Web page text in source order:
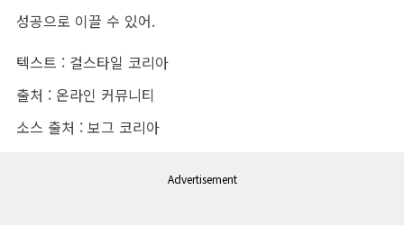
성공으로 이끌 수 있어.
텍스트 : 걸스타일 코리아
출처 : 온라인 커뮤니티
소스 출처 : 보그 코리아
Advertisement